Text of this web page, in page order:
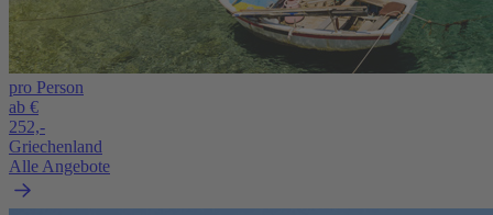
pro Person
ab €
252,-
Griechenland
Alle Angebote